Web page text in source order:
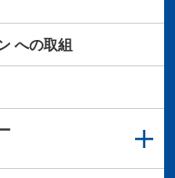
への取組